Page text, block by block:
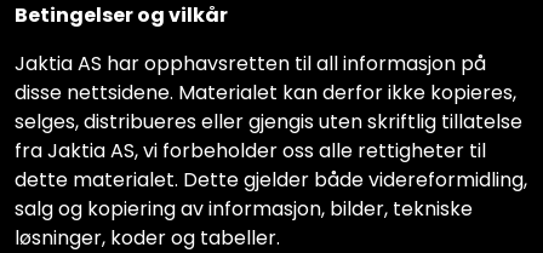
Betingelser og vilkår
Jaktia AS har opphavsretten til all informasjon på
disse nettsidene. Materialet kan derfor ikke kopieres,
selges, distribueres eller gjengis uten skriftlig tillatelse
fra Jaktia AS, vi forbeholder oss alle rettigheter til
dette materialet. Dette gjelder både videreformidling,
salg og kopiering av informasjon, bilder, tekniske
løsninger, koder og tabeller.